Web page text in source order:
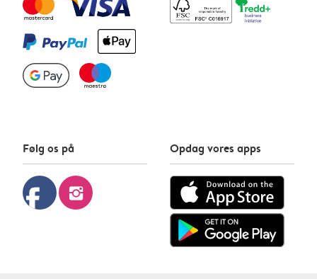
Følg os på
facebook instagram
Opdag vores apps